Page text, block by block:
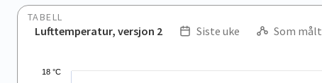
TABELL
Lufttemperatur, versjon 2 Siste uke
Som målt
18 °C